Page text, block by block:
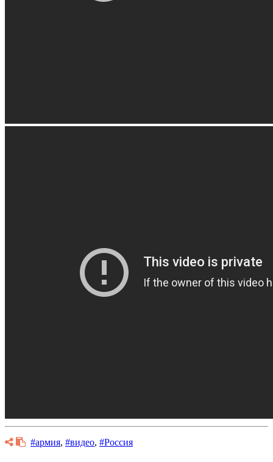
#армия, #видео, #Россия